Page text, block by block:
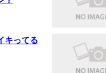
キってる